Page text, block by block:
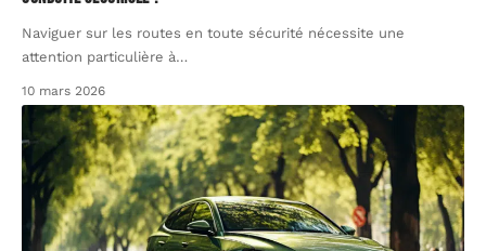
Naviguer sur les routes en toute sécurité nécessite une
attention particulière à…
10 mars 2026